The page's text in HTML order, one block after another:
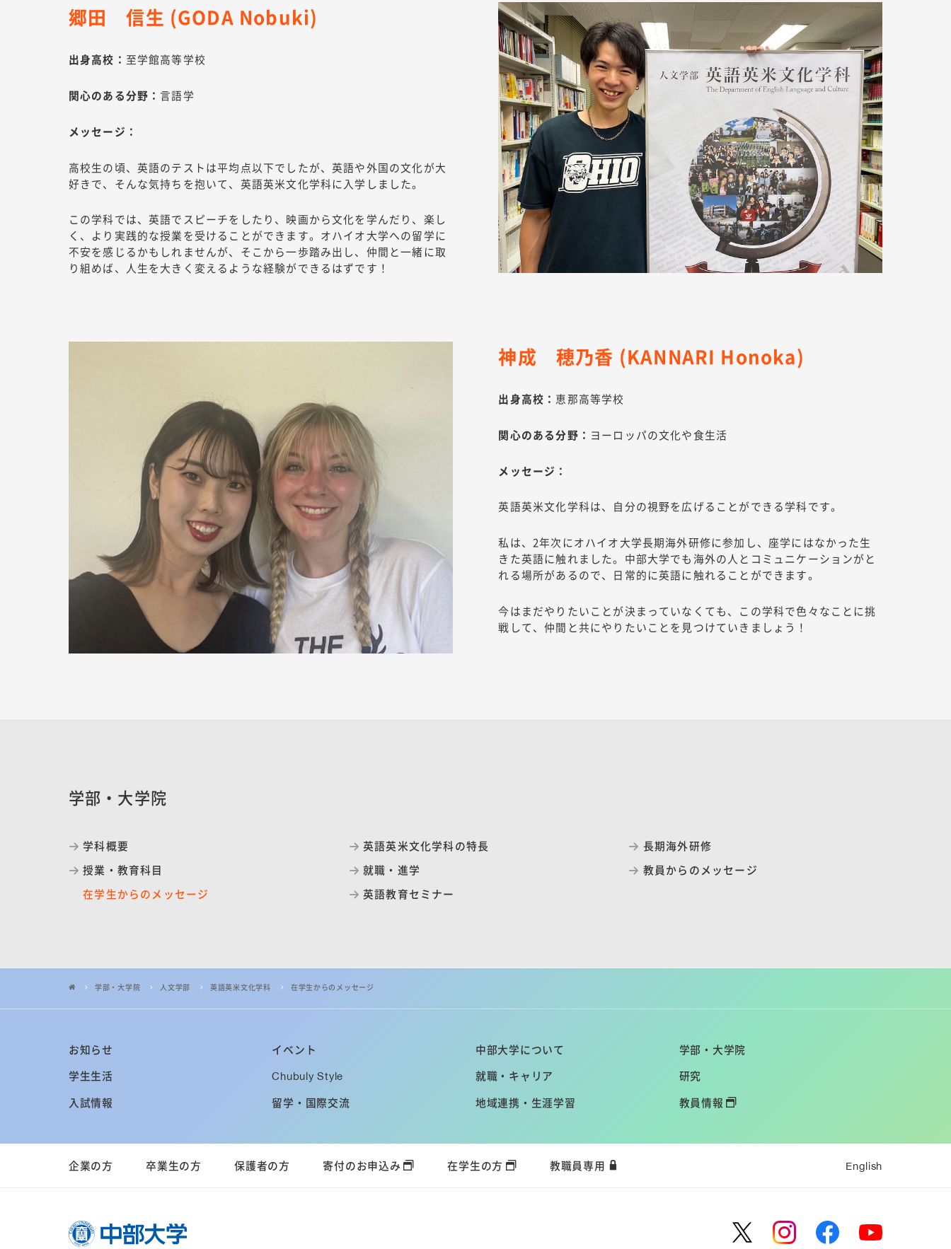
郷田 信生 (GODA Nobuki)
出身高校： 至学館高等学校
関心のある分野： 言語学
メッセージ：
高校生の頃、英語のテストは平均点以下でしたが、英語や外国の文化が大
好きで、そんな気持ちを抱いて、英語英米文化学科に入学しました。
この学科では、英語でスピーチをしたり、映画から文化を学んだり、楽し
く、より実践的な授業を受けることができます。オハイオ大学への留学に
不安を感じるかもしれませんが、そこから一歩踏み出し、仲間と一緒に取
り組めば、人生を大きく変えるような経験ができるはずです！
神成 穂乃香 (KANNARI Honoka)
出身高校： 恵那高等学校
関心のある分野： ヨーロッパの文化や食生活
メッセージ：
英語英米文化学科は、自分の視野を広げることができる学科です。
私は、2年次にオハイオ大学長期海外研修に参加し、座学にはなかった生
きた英語に触れました。中部大学でも海外の人とコミュニケーションがと
れる場所があるので、日常的に英語に触れることができます。
今はまだやりたいことが決まっていなくても、この学科で色々なことに挑
戦して、仲間と共にやりたいことを見つけていきましょう！
学部・大学院
学科概要 英語英米文化学科の特長
長期海外研修
授業・教育科目
就職・進学
教員からのメッセージ
在学生からのメッセージ
英語教育セミナー
学部・大学院 人文学部 英語英米文化学科 在学生からのメッセージ
お知らせ イベント 中部大学について 学部・大学院
学生生活 Chubuly Style 就職・キャリア 研究
入試情報 留学・国際交流 地域連携・生涯学習 教員情報
企業の方 卒業生の方 保護者の方 寄付のお申込み 在学生の方 教職員専用 English